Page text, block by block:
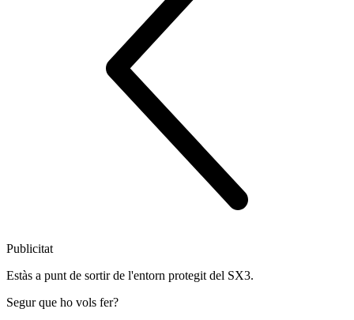
Publicitat
Estàs a punt de sortir de l'entorn protegit del SX3.
Segur que ho vols fer?